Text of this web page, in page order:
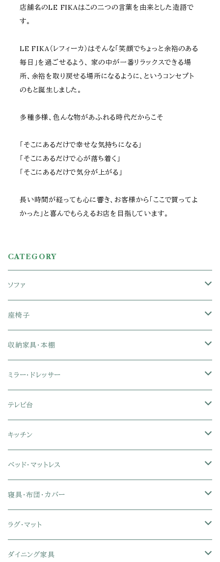
店舗名のLE FIKAはこの二つの言葉を由来とした造語で
す。
LE FIKA（レフィーカ）はそんな「笑顔でちょっと余裕のある
毎日」を過ごせるよう、 家の中が一番リラックスできる場
所、余裕を取り戻せる場所になるように、というコンセプト
のもと誕生しました。
多種多様、色んな物があふれる時代だからこそ
「そこにあるだけで幸せな気持ちになる」
「そこにあるだけで心が落ち着く」
「そこにあるだけで気分が上がる」
長い時間が経っても心に響き、お客様から「ここで買ってよ
かった」と喜んでもらえるお店を目指しています。
CATEGORY
ソファ
1人掛けソファ
2人掛けソファ
3人掛けソファ
フロアソファ・ローソファ
ソファベッド
カウチソファ・コーナーソファ
リクライニングソファ
スツール・オットマン
クッションソファ
座椅子
1人掛け座椅子
2人掛け座椅子
リクライニング座椅子
肘付き座椅子
座椅子カバー
ポケットコイル座椅子
収納家具・本棚
カラーボックス
本棚・書棚
衣類・タンス・チェスト
ハンガーラック
ラック・シェルフ
スチールラック・メタルラック
衣装ケース・壁面収納・ワードローブ
ミラー・ドレッサー
ドレッサー・鏡台
ミラー・スタンドミラー
テレビ台
壁面収納・ハイタイプテレビ台
ミドルタイプテレビ台
ロータイプテレビ台
コーナーテレビ台
伸縮テレビ台
キッチン
食器棚・キッチンボード
レンジ台
キッチンワゴン
キッチンカウンター
ベッド・マットレス
ローベッド
セミシングル
シングル
収納付きベッド
セミシングル
パネルベッド
寝具・布団・カバー
掛け布団
敷き布団
ラグ・マット
ラグ・カーペット
ダイニング家具